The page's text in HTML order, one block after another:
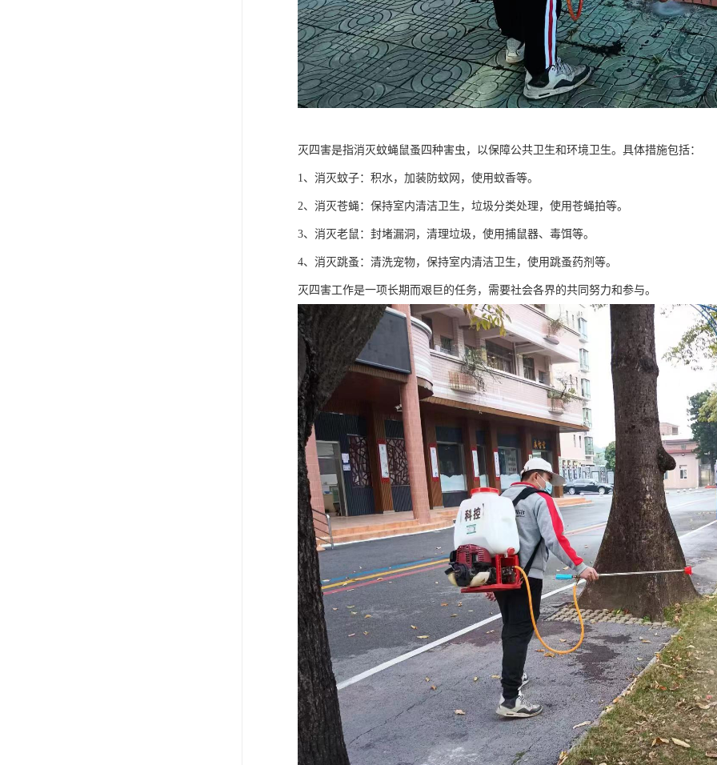
灭四害是指消灭蚊蝇鼠蚤四种害虫，以保障公共卫生和环境卫生。具体措施包括：
1、消灭蚊子：积水，加装防蚊网，使用蚊香等。
2、消灭苍蝇：保持室内清洁卫生，垃圾分类处理，使用苍蝇拍等。
3、消灭老鼠：封堵漏洞，清理垃圾，使用捕鼠器、毒饵等。
4、消灭跳蚤：清洗宠物，保持室内清洁卫生，使用跳蚤药剂等。
灭四害工作是一项长期而艰巨的任务，需要社会各界的共同努力和参与。